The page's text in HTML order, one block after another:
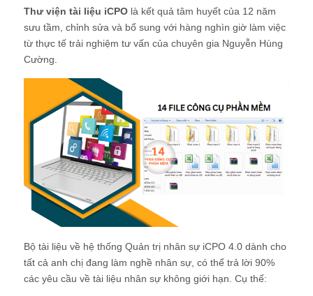
Thư viện tài liệu iCPO là kết quả tâm huyết của 12 năm
sưu tầm, chỉnh sửa và bổ sung với hàng nghìn giờ làm việc
từ thực tế trải nghiệm tư vấn của chuyên gia Nguyễn Hùng
Cường.
Bộ tài liệu về hệ thống Quản trị nhân sự iCPO 4.0 dành cho
tất cả anh chị đang làm nghề nhân sự, có thể trả lời 90%
các yêu cầu về tài liệu nhân sự không giới hạn. Cụ thể: